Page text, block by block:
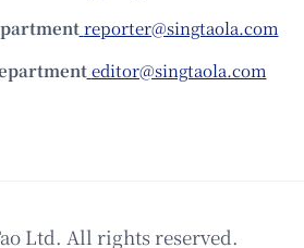
reporter@singtaola.com
editor@singtaola.com
Ltd. All rights reserved.